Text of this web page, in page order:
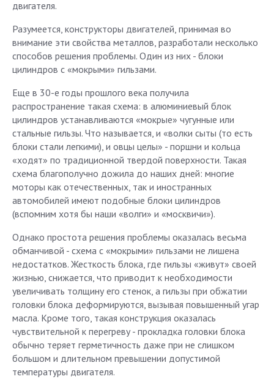
двигателя.
Разумеется, конструкторы двигателей, принимая во
внимание эти свойства металлов, разработали несколько
способов решения проблемы. Один из них - блоки
цилиндров с «мокрыми» гильзами.
Еще в 30-е годы прошлого века получила
распространение такая схема: в алюминиевый блок
цилиндров устанавливаются «мокрые» чугунные или
стальные гильзы. Что называется, и «волки сыты (то есть
блоки стали легкими), и овцы целы» - поршни и кольца
«ходят» по традиционной твердой поверхности. Такая
схема благополучно дожила до наших дней: многие
моторы как отечественных, так и иностранных
автомобилей имеют подобные блоки цилиндров
(вспомним хотя бы наши «волги» и «москвичи»).
Однако простота решения проблемы оказалась весьма
обманчивой - схема с «мокрыми» гильзами не лишена
недостатков. Жесткость блока, где гильзы «живут» своей
жизнью, снижается, что приводит к необходимости
увеличивать толщину его стенок, а гильзы при обжатии
головки блока деформируются, вызывая повышенный угар
масла. Кроме того, такая конструкция оказалась
чувствительной к перегреву - прокладка головки блока
обычно теряет герметичность даже при не слишком
большом и длительном превышении допустимой
температуры двигателя.